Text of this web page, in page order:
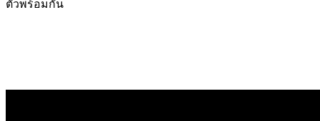
ตัวพร้อมกัน